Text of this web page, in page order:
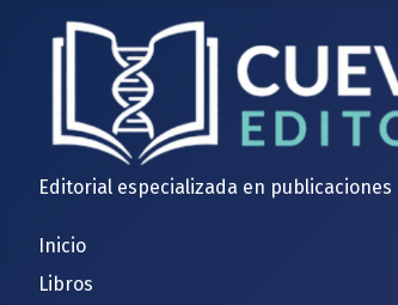
Editorial especializada en publicaciones
Inicio
Libros